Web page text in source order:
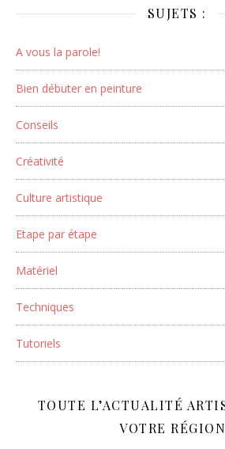
SUJETS :
A vous la parole!
Bien débuter en peinture
Conseils
Créativité
Culture artistique
Etape par étape
Matériel
Techniques
Tutoriels
TOUTE L’ACTUALITÉ
VOTRE